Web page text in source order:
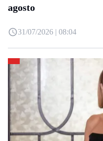
agosto
31/07/2026 | 08:04